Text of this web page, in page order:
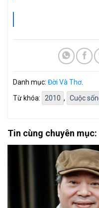
Danh mục: Đời Và Thơ.
Từ khóa:
2010 , Cuộc
Tin cùng chuyên mục: